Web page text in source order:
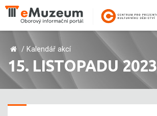
/ Kalendář akcí
15. LISTOPADU 2023